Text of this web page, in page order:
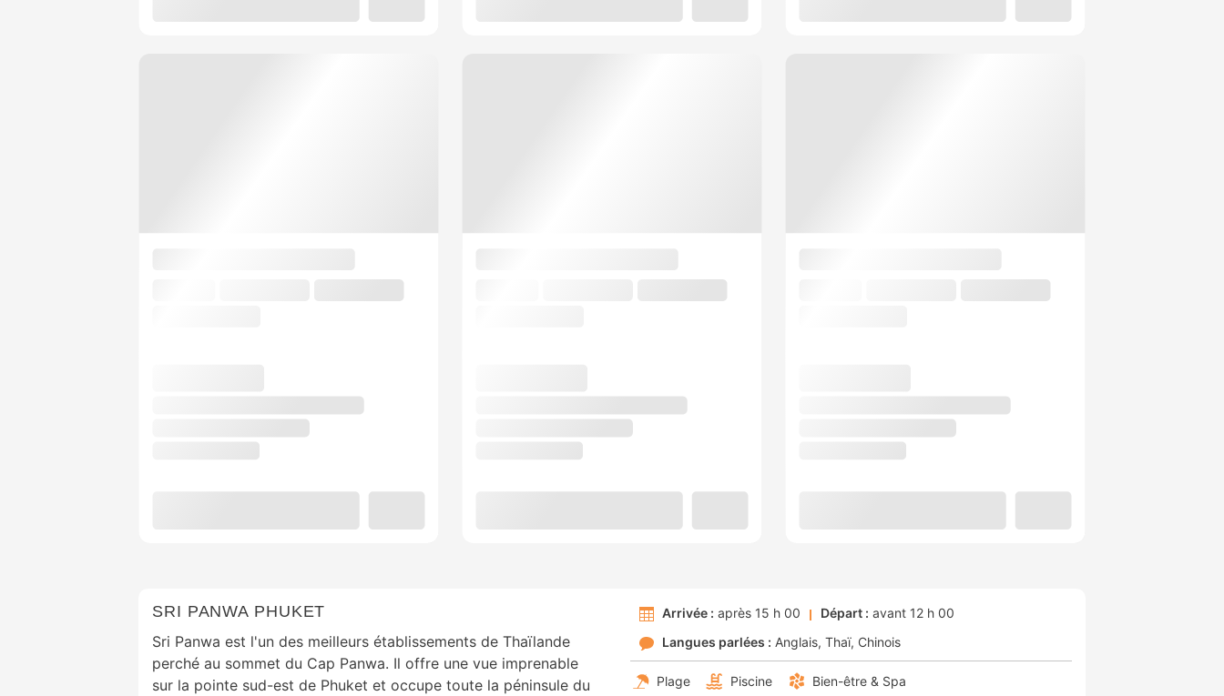
SRI PANWA PHUKET
Sri Panwa est l'un des meilleurs établissements de Thaïlande
perché au sommet du Cap Panwa. Il offre une vue imprenable
sur la pointe sud-est de Phuket et occupe toute la péninsule du
Arrivée : après 15 h 00 Départ : avant 12 h 00
Langues parlées : Anglais Thaï Chinois
Plage Piscine Bien-être & Spa